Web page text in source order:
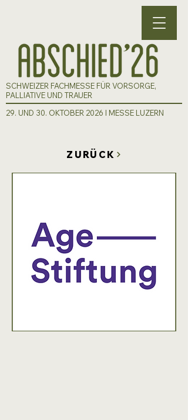
SCHWEIZER FACHMESSE FÜR VORSORGE,
PALLIATIVE UND TRAUER
29. UND 30. OKTOBER 2026 I MESSE LUZERN
ZURÜCK